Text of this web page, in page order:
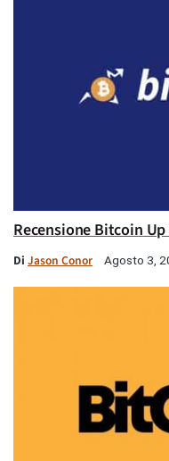
Recensione Bitcoin
Di Jason Conor Agosto 3,